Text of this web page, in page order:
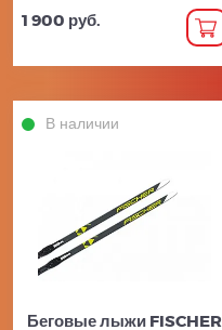
1 900 руб.
В наличии
Беговые лыжи FISCHER